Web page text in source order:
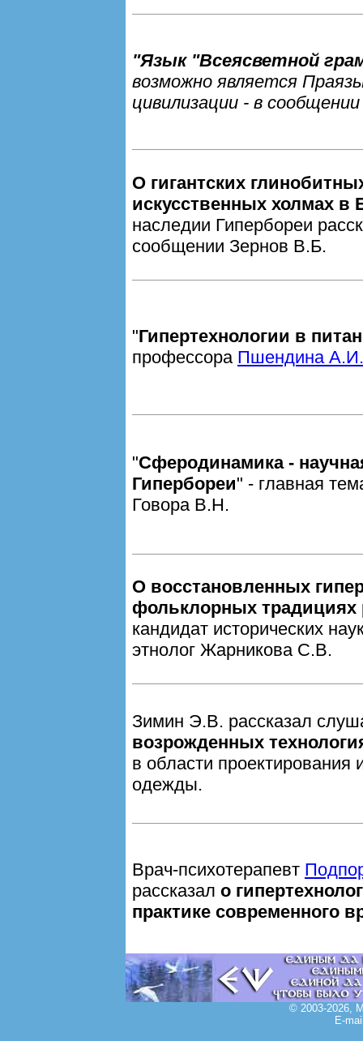
"Язык "Всеясветной
возможно является
цивилизации - в
О гигантскиx
искусственных холмах в
наследии Гипербореи
сообщении Зернов В.Б.
"Гипертехнологии в
профессора Пшендина А.И.
"Сферодинамика -
Гипербореи" - главная
Говора В.Н.
О восстановленных
фольклорных традициях
кандидат исторических
этнолог Жарникова С.В.
Зимин Э.В. рассказал
возрожденных
в области проектирования
одежды.
Врач-психотерапевт
рассказал о
практике современного
© 2003-2026,
E-